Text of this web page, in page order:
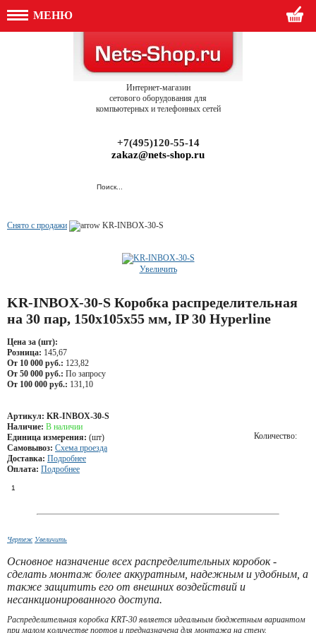
МЕНЮ
Интернет-магазин
сетового оборудования для
компьютерных и телефонных сетей
+7(495)120-55-14
zakaz@nets-shop.ru
Снято с продажи KR-INBOX-30-S
Увеличить
KR-INBOX-30-S Коробка распределительная
на 30 пар, 150x105x55 мм, IP 30 Hyperline
Цена за (шт):
Розница: 145,67
От 10 000 руб.: 123,82
От 50 000 руб.: По запросу
От 100 000 руб.: 131,10
Артикул: KR-INBOX-30-S
Наличие: В наличии
Единица измерения: (шт)
Самовывоз: Схема проезда
Доставка: Подробнее
Оплата: Подробнее
Количество:
Чертеж Увеличить
Основное назначение всех распределительных коробок -
сделать монтаж более аккуратным, надежным и удобным, а
также защитить его от внешних воздействий и
несанкционированного доступа.
Распределительная коробка KRT-30 является идеальным бюджетным вариантом
при малом количестве портов и предназначена для монтажа на стену.